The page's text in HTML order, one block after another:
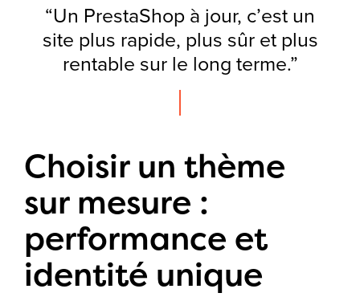
“Un PrestaShop à jour, c’est un
site plus rapide, plus sûr et plus
rentable sur le long terme.”
Choisir un thème
sur mesure :
performance et
identité unique